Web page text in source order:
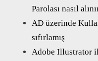
Parolası nasıl
AD üzerinde
sıfırlamış
Adobe Illustrator